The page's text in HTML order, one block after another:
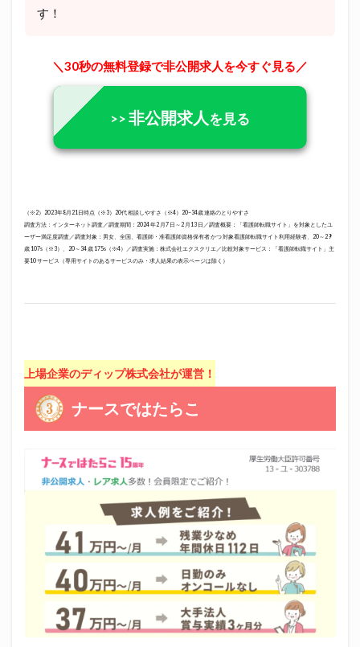
す！
＼30秒の無料登録で非公開求人を今すぐ見る／
>> 非公開求人 を見る
（※2）2023年8月21日時点（※3）20代 相談しやすさ（※4）20~34歳 連絡のとりやすさ
調査方法：インターネット調査／調査期間：2024 年2 月7 日～2 月13 日／調査概要：「看護師転職サイト」を対象としたユ
ーザー満足度調査／調査対象：男女、全国、看護師・准看護師資格保有者 かつ 対象看護師転職サイト利用経験者、20～29
歳 107s（※3）、20～34 歳 175s（※4）／調査実施：株式会社エクスクリエ／比較対象サービス：「看護師転職サイト」主
要10 サービス（専用サイトのあるサービスのみ・求人結果の表示ページは除く）
上場企業のディップ株式会社が運営！
ナースではたらこ